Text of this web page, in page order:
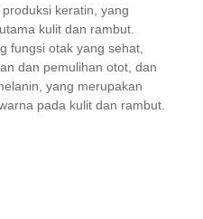
keratin, yang
kulit dan rambut.
fungsi otak yang sehat,
dan pemulihan otot, dan
yang merupakan
pada kulit dan rambut.